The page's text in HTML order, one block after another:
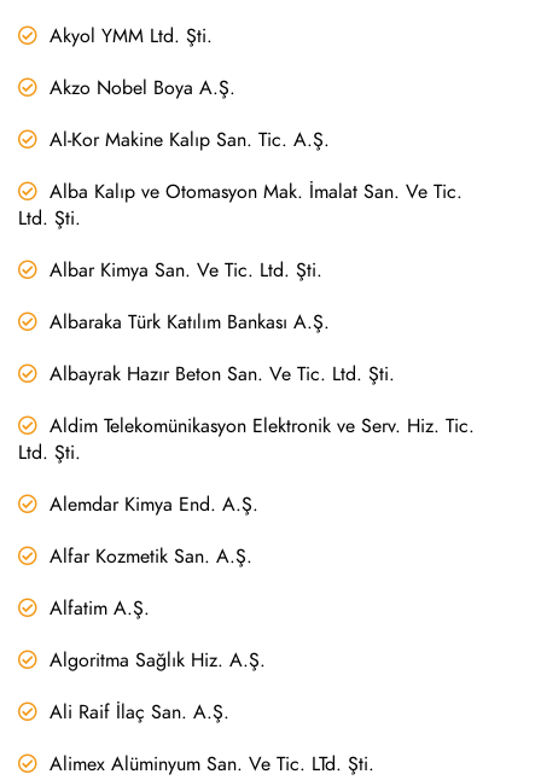
Akyol YMM Ltd. Şti.
Akzo Nobel Boya A.Ş.
Al-Kor Makine Kalıp San. Tic. A.Ş.
Alba Kalıp ve Otomasyon Mak. İmalat San. Ve Tic.
Ltd. Şti.
Albar Kimya San. Ve Tic. Ltd. Şti.
Albaraka Türk Katılım Bankası A.Ş.
Albayrak Hazır Beton San. Ve Tic. Ltd. Şti.
Aldim Telekomünikasyon Elektronik ve Serv. Hiz. Tic.
Ltd. Şti.
Alemdar Kimya End. A.Ş.
Alfar Kozmetik San. A.Ş.
Alfatim A.Ş.
Algoritma Sağlık Hiz. A.Ş.
Ali Raif İlaç San. A.Ş.
Alimex Alüminyum San. Ve Tic. LTd. Şti.